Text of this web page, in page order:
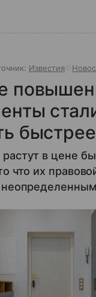
Известия
в цене
что их